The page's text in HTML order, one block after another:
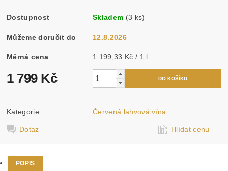
Dostupnost Skladem (3 ks)
Můžeme doručit do 12.8.2026
Měrná cena 1 199,33 Kč / 1 l
1 799 Kč
Kategorie Červená lahvová vína
Dotaz Hlídat cenu
POPIS